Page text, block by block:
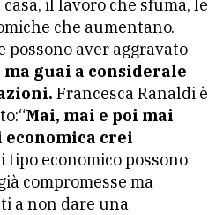
il lavoro che sfuma, le
che aumentano.
possono aver aggravato
ma guai a considerale
Francesca Ranaldi è
Mai, mai e poi mai
economica crei
tipo economico possono
compromesse ma
a non dare una